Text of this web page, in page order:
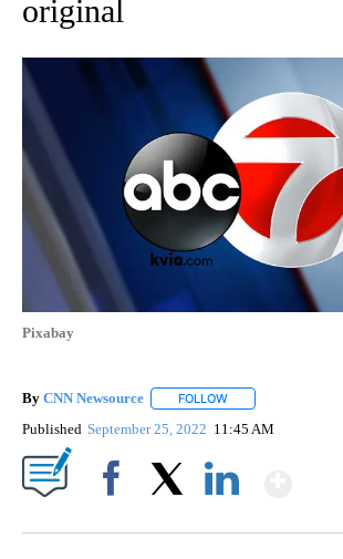
original
Pixabay
By CNN Newsource FOLLOW
Published September 25, 2022 11:45 AM